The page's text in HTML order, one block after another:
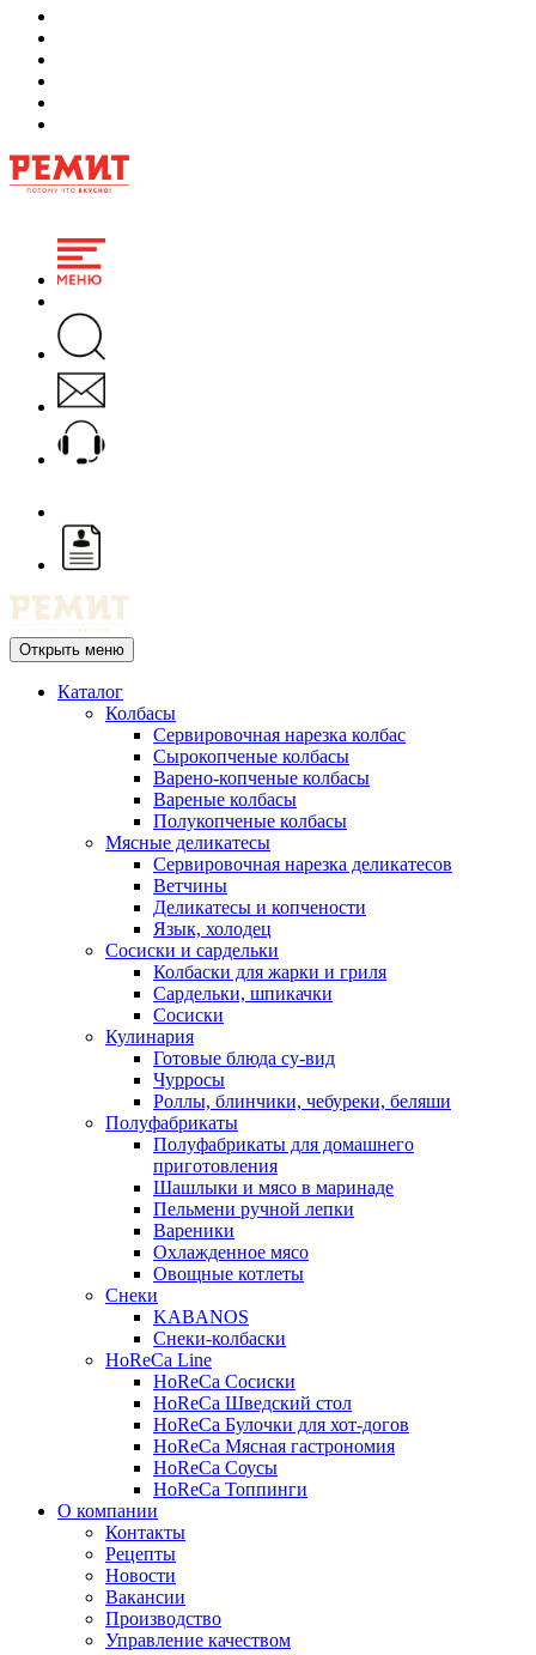
Открыть меню
Каталог
Колбасы
Сервировочная нарезка колбас
Сырокопченые колбасы
Варено-копченые колбасы
Вареные колбасы
Полукопченые колбасы
Мясные деликатесы
Сервировочная нарезка деликатесов
Ветчины
Деликатесы и копчености
Язык, холодец
Сосиски и сардельки
Колбаски для жарки и гриля
Сардельки, шпикачки
Сосиски
Кулинария
Готовые блюда су-вид
Чурросы
Роллы, блинчики, чебуреки, беляши
Полуфабрикаты
Полуфабрикаты для домашнего
приготовления
Шашлыки и мясо в маринаде
Пельмени ручной лепки
Вареники
Охлажденное мясо
Овощные котлеты
Снеки
KABANOS
Снеки-колбаски
HoReCa Line
HoReCa Сосиски
HoReCa Шведский стол
HoReCa Булочки для хот-догов
HoReCa Мясная гастрономия
HoReCa Соусы
HoReCa Топпинги
О компании
Контакты
Рецепты
Новости
Вакансии
Производство
Управление качеством